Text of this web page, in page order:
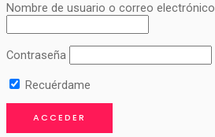
Nombre de usuario o correo electrónico
Contraseña
Recuérdame